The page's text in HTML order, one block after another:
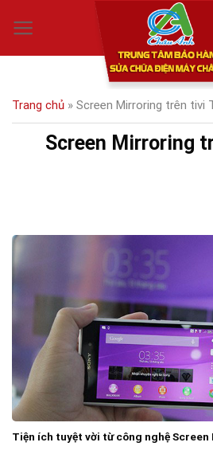
Trang chủ » Screen Mirroring trên tivi
Screen Mirroring
Tiện ích tuyệt vời từ công nghệ